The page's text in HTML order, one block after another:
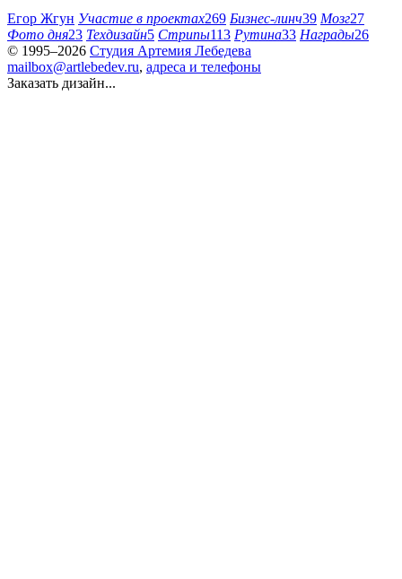
Егор Жгун Участие в проектах269 Бизнес-линч39 Мозг27
Фото дня23 Техдизайн5 Стрипы113 Рутина33 Награды26
© 1995–2026 Студия Артемия Лебедева
mailbox@artlebedev.ru, адреса и телефоны
Заказать дизайн...